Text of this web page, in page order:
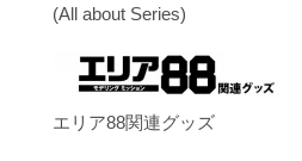
(All about Series)
エリア88関連グッズ